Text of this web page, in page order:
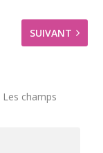
SUIVANT
Les champs